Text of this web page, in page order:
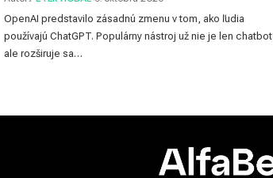
OpenAI predstavilo zásadnú zmenu v tom, ako ľudia
používajú ChatGPT. Populárny nástroj už nie je len chatbot,
ale rozširuje sa…